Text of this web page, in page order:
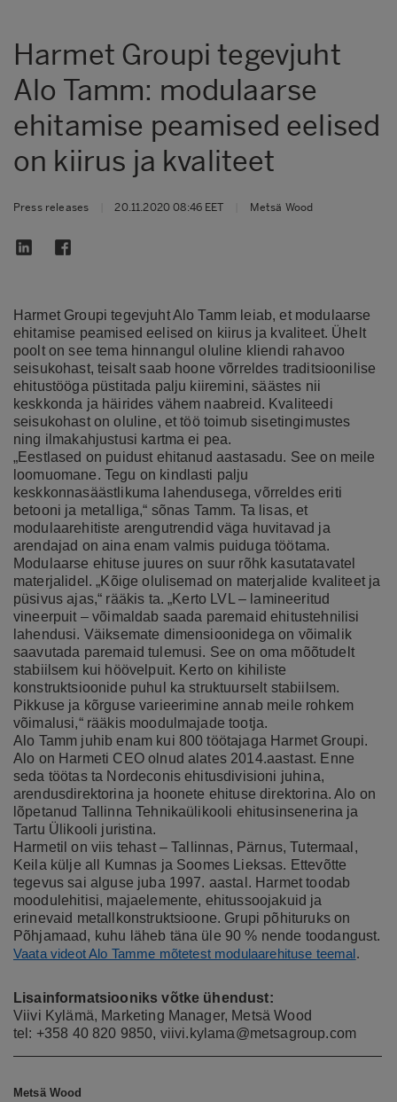
Harmet Groupi tegevjuht
Alo Tamm: modulaarse
ehitamise peamised eelised
on kiirus ja kvaliteet
Press releases 20.11.2020 08:46 EET Metsä Wood
Harmet Groupi tegevjuht Alo Tamm leiab, et modulaarse
ehitamise peamised eelised on kiirus ja kvaliteet. Ühelt
poolt on see tema hinnangul oluline kliendi rahavoo
seisukohast, teisalt saab hoone võrreldes traditsioonilise
ehitustööga püstitada palju kiiremini, säästes nii
keskkonda ja häirides vähem naabreid. Kvaliteedi
seisukohast on oluline, et töö toimub sisetingimustes
ning ilmakahjustusi kartma ei pea.
„Eestlased on puidust ehitanud aastasadu. See on meile
loomuomane. Tegu on kindlasti palju
keskkonnasäästlikuma lahendusega, võrreldes eriti
betooni ja metalliga,“ sõnas Tamm. Ta lisas, et
modulaarehitiste arengutrendid väga huvitavad ja
arendajad on aina enam valmis puiduga töötama.
Modulaarse ehituse juures on suur rõhk kasutatavatel
materjalidel. „Kõige olulisemad on materjalide kvaliteet ja
püsivus ajas,“ rääkis ta. „Kerto LVL – lamineeritud
vineerpuit – võimaldab saada paremaid ehitustehnilisi
lahendusi. Väiksemate dimensioonidega on võimalik
saavutada paremaid tulemusi. See on oma mõõtudelt
stabiilsem kui höövelpuit. Kerto on kihiliste
konstruktsioonide puhul ka struktuurselt stabiilsem.
Pikkuse ja kõrguse varieerimine annab meile rohkem
võimalusi,“ rääkis moodulmajade tootja.
Alo Tamm juhib enam kui 800 töötajaga Harmet Groupi.
Alo on Harmeti CEO olnud alates 2014.aastast. Enne
seda töötas ta Nordeconis ehitusdivisioni juhina,
arendusdirektorina ja hoonete ehituse direktorina. Alo on
lõpetanud Tallinna Tehnikaülikooli ehitusinsenerina ja
Tartu Ülikooli juristina.
Harmetil on viis tehast – Tallinnas, Pärnus, Tutermaal,
Keila külje all Kumnas ja Soomes Lieksas. Ettevõtte
tegevus sai alguse juba 1997. aastal. Harmet toodab
moodulehitisi, majaelemente, ehitussoojakuid ja
erinevaid metallkonstruktsioone. Grupi põhituruks on
Põhjamaad, kuhu läheb täna üle 90 % nende toodangust.
Vaata videot Alo Tamme mõtetest modulaarehituse teemal .
Lisainformatsiooniks võtke ühendust:
Viivi Kylämä, Marketing Manager, Metsä Wood
tel: +358 40 820 9850, viivi.kylama@metsagroup.com
Metsä Wood